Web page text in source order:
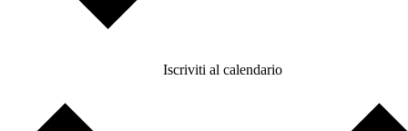
Iscriviti al calendario